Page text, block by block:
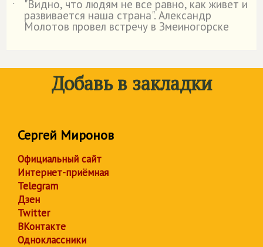
˙
"Видно, что людям не все равно, как живет и
развивается наша страна". Александр
Молотов провел встречу в Змеиногорске
Добавь в закладки
Сергей Миронов
Официальный сайт
Интернет-приёмная
Telegram
Дзен
Twitter
ВКонтакте
Одноклассники